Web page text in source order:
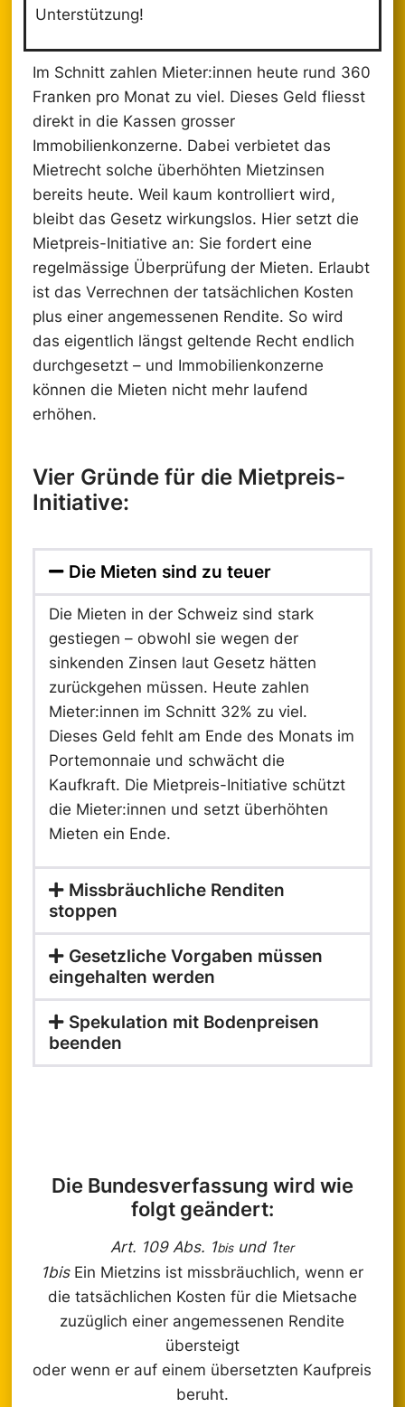
Unterstützung!
Im Schnitt zahlen Mieter:innen heute rund 360
Franken pro Monat zu viel. Dieses Geld fliesst
direkt in die Kassen grosser
Immobilienkonzerne. Dabei verbietet das
Mietrecht solche überhöhten Mietzinsen
bereits heute. Weil kaum kontrolliert wird,
bleibt das Gesetz wirkungslos. Hier setzt die
Mietpreis-Initiative an: Sie fordert eine
regelmässige Überprüfung der Mieten. Erlaubt
ist das Verrechnen der tatsächlichen Kosten
plus einer angemessenen Rendite. So wird
das eigentlich längst geltende Recht endlich
durchgesetzt – und Immobilienkonzerne
können die Mieten nicht mehr laufend
erhöhen.
Vier Gründe für die Mietpreis-
Initiative:
Die Mieten sind zu teuer
Die Mieten in der Schweiz sind stark
gestiegen – obwohl sie wegen der
sinkenden Zinsen laut Gesetz hätten
zurückgehen müssen. Heute zahlen
Mieter:innen im Schnitt 32% zu viel.
Dieses Geld fehlt am Ende des Monats im
Portemonnaie und schwächt die
Kaufkraft. Die Mietpreis-Initiative schützt
die Mieter:innen und setzt überhöhten
Mieten ein Ende.
Missbräuchliche Renditen
stoppen
Gesetzliche Vorgaben müssen
eingehalten werden
Spekulation mit Bodenpreisen
beenden
Die Bundesverfassung wird wie
folgt geändert:
Art. 109 Abs. 1bisund 1ter
1bisEin Mietzins ist missbräuchlich, wenn er
die tatsächlichen Kosten für die Mietsache
zuzüglich einer angemessenen Rendite
übersteigt
oder wenn er auf einem übersetzten Kaufpreis
beruht.